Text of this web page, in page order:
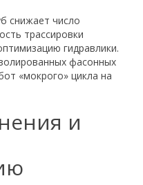
снижает число
трассировки
гидравлики.
фасонных
«мокрого» цикла на
и